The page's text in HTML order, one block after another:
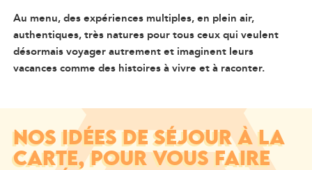
Au menu, des expériences multiples, en plein air,
authentiques, très natures pour tous ceux qui veulent
désormais voyager autrement et imaginent leurs
vacances comme des histoires à vivre et à raconter.
NOS IDÉES DE SÉJOUR À LA
CARTE, POUR VOUS FAIRE